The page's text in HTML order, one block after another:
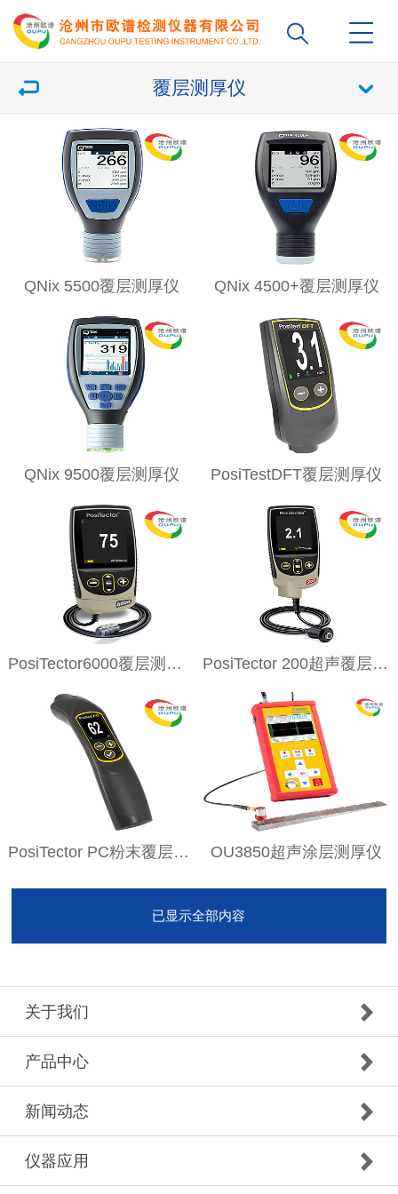
覆层测厚仪
QNix 5500覆层测厚仪 QNix 4500+覆层测厚仪
QNix 9500覆层测厚仪 PosiTestDFT覆层测厚仪
PosiTector6000覆层测厚仪 PosiTector 200超声覆层测厚仪
PosiTector PC粉末覆层测厚仪 OU3850超声涂层测厚仪
已显示全部内容
关于我们
产品中心
新闻动态
仪器应用